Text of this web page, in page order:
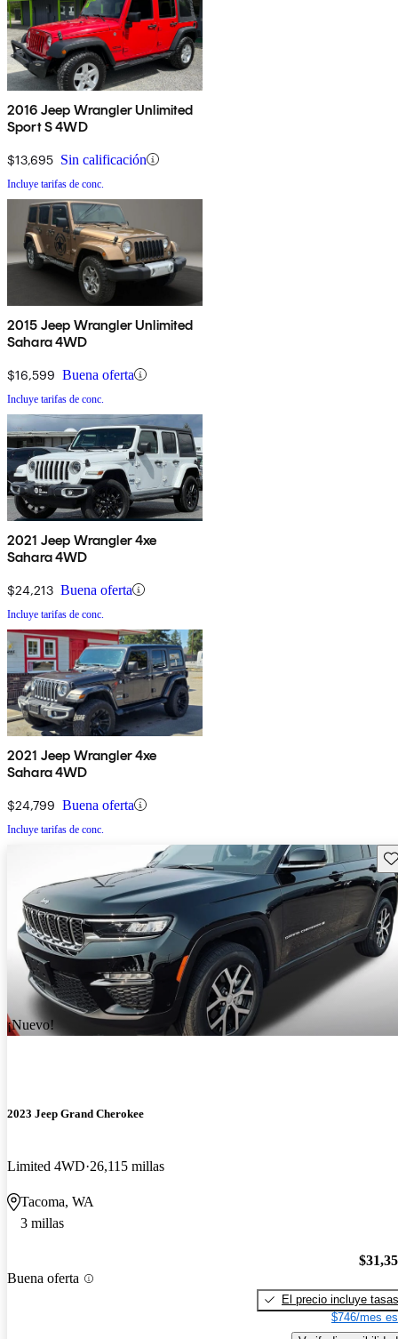
2016 Jeep Wrangler Unlimited
Sport S 4WD
$13,695 Sin calificación
Incluye tarifas de conc.
2015 Jeep Wrangler Unlimited
Sahara 4WD
$16,599 Buena oferta
Incluye tarifas de conc.
2021 Jeep Wrangler 4xe
Sahara 4WD
$24,213 Buena oferta
Incluye tarifas de conc.
2021 Jeep Wrangler 4xe
Sahara 4WD
$24,799 Buena oferta
Incluye tarifas de conc.
¡Nuevo!
2023 Jeep Grand Cherokee
Limited 4WD 26,115 millas
Tacoma, WA
3 millas
Buena oferta
El precio incluye tasas
$746/mes